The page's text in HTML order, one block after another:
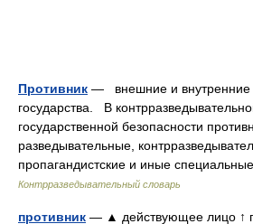
Противник — внешние и внутренние
государства. В
государственной безопасности
разведывательные,
пропагандистские и иные
Контрразведывательный словарь
противник — ▲ действующее лицо ↑